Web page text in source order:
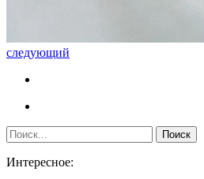
следующий
Интересное: